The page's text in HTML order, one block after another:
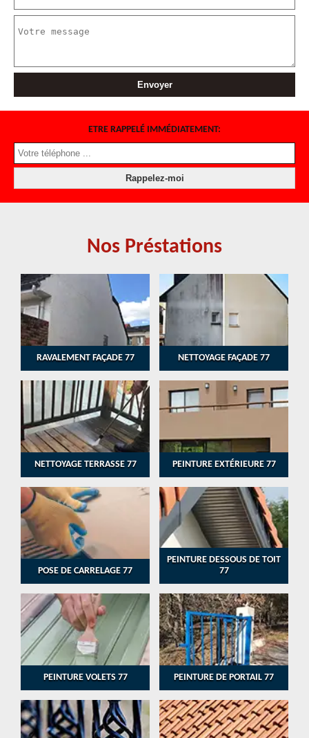
ETRE RAPPELÉ IMMÉDIATEMENT:
Nos Préstations
RAVALEMENT FAÇADE 77 NETTOYAGE FAÇADE 77
NETTOYAGE TERRASSE 77 PEINTURE EXTÉRIEURE 77
POSE DE CARRELAGE 77
PEINTURE DESSOUS DE TOIT
77
PEINTURE VOLETS 77 PEINTURE DE PORTAIL 77